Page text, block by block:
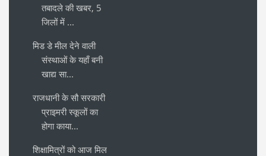
तबादले की खबर, 5
जिलों में ...
मिड डे मील देने वाली
संस्थाओं के यहाँ बनी
खाद्य सा...
राजधानी के सौ सरकारी
प्राइमरी स्कूलों का
होगा काया...
शिक्षामित्रों को आज मिल